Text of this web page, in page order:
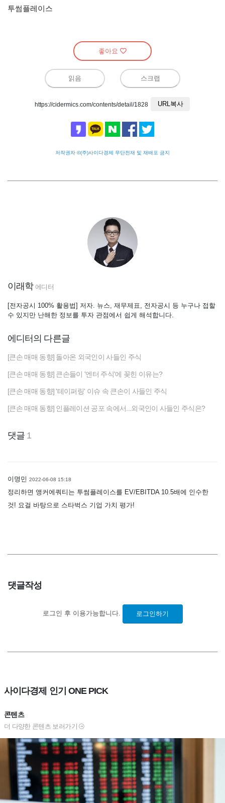
투썸플레이스
좋아요
읽음 스크랩
https://cidermics.com/contents/detail/1828 URL복사
저작권자 ©(주)사이다경제 무단전재 및 재배포 금지
이래학 에디터
[전자공시 100% 활용법] 저자. 뉴스, 재무제표, 전자공시 등 누구나 접할
수 있지만 난해한 정보를 투자 관점에서 쉽게 해석합니다.
에디터의 다른글
[큰손 매매 동향] 돌아온 외국인이 사들인 주식
[큰손 매매 동향] 큰손들이 '엔터 주식'에 꽂힌 이유는?
[큰손 매매 동향] '테이퍼링' 이슈 속 큰손이 사들인 주식
[큰손 매매 동향] 인플레이션 공포 속에서...외국인이 사들인 주식은?
댓글 1
이명민 2022-06-08 15:18
정리하면 앵커에쿼티는 투썸플레이스를 EV/EBITDA 10.5배에 인수한
것! 요걸 바탕으로 스타벅스 기업 가치 평가!
댓글작성
로그인 후 이용가능합니다. 로그인하기
사이다경제 인기 ONE PICK
콘텐츠
더 다양한 콘텐츠 보러가기